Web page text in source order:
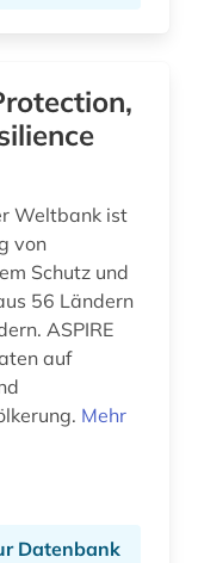
geschichte der naturwissenschaften (1)
Weltbank ist
von
Schutz und
56 Ländern
ASPIRE
auf
Mehr
Datenbank